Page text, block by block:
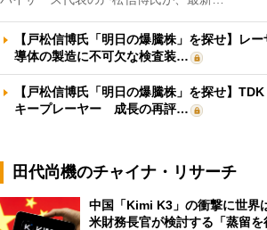
【戸松信博氏「明日の爆騰株」を探せ】レ
導体の製造に不可欠な検査装…
【戸松信博氏「明日の爆騰株」を探せ】
キープレーヤー 成長の再評…
田代尚機のチャイナ・リサーチ
中国「Kimi K3」の衝撃に世界
米財務長官が検討する「蒸留